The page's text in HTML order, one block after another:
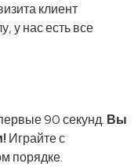
клиент
у нас есть все
90 секунд. Вы
Играйте с
порядке.